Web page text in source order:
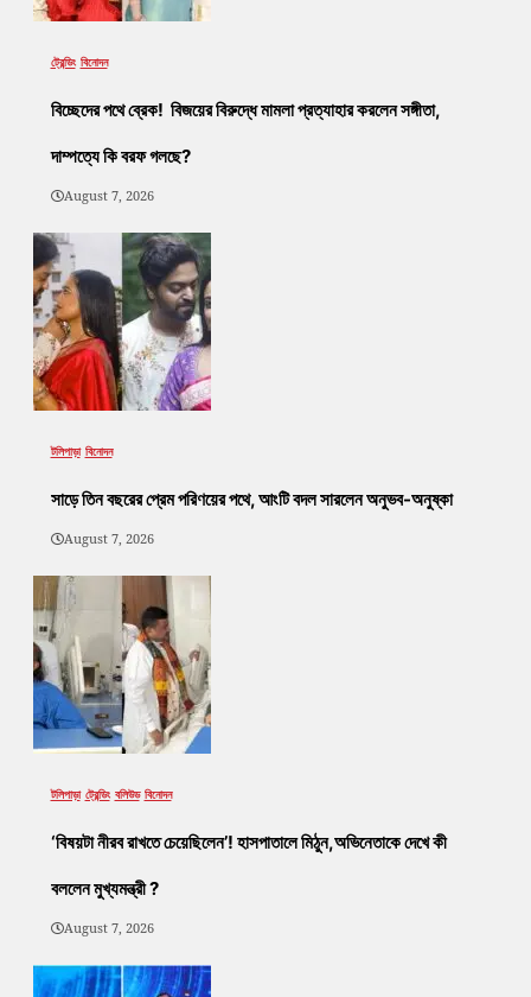
ট্রেন্ডিং বিনোদন
বিচ্ছেদের পথে ব্রেক! বিজয়ের বিরুদ্ধে মামলা প্রত্যাহার করলেন সঙ্গীতা,
দাম্পত্যে কি বরফ গলছে?
August 7, 2026
টলিপাড়া বিনোদন
সাড়ে তিন বছরের প্রেম পরিণয়ের পথে, আংটি বদল সারলেন অনুভব-অনুষ্কা
August 7, 2026
টলিপাড়া ট্রেন্ডিং বলিউড বিনোদন
‘বিষয়টা নীরব রাখতে চেয়েছিলেন’! হাসপাতালে মিঠুন,অভিনেতাকে দেখে কী
বললেন মুখ্যমন্ত্রী ?
August 7, 2026